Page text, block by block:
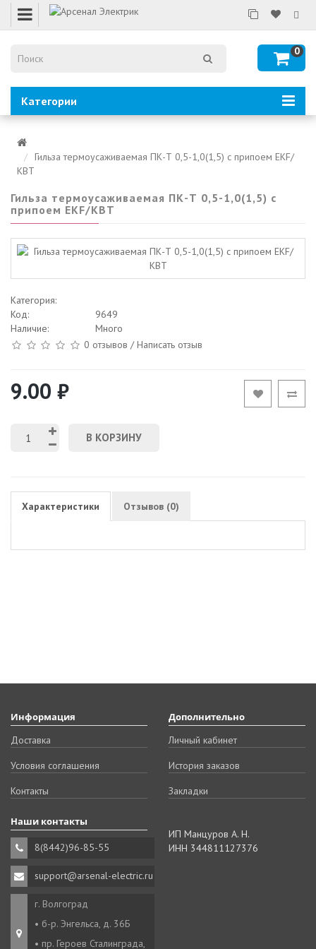
0
Категории
Гильза термоусаживаемая ПК-Т 0,5-1,0(1,5) с припоем EKF/
КВТ
Гильза термоусаживаемая ПК-Т 0,5-1,0(1,5) с
припоем EKF/КВТ
Категория:
Код:
9649
Наличие:
Много
0 отзывов /Написать отзыв
9.00 ₽
В КОРЗИНУ
Характеристики Отзывов (0)
Информация
Доставка
Условия соглашения
Контакты
Дополнительно
Личный кабинет
История заказов
Закладки
Наши контакты
8(8442)96-85-55
support@arsenal-electric.ru
г. Волгоград
• б-р. Энгельса, д. 36Б
• пр. Героев Сталинграда,
ИП Манцуров А. Н.
ИНН 344811127376